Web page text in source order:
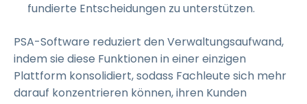
fundierte Entscheidungen zu unterstützen.
PSA-Software reduziert den Verwaltungsaufwand,
indem sie diese Funktionen in einer einzigen
Plattform konsolidiert, sodass Fachleute sich mehr
darauf konzentrieren können, ihren Kunden